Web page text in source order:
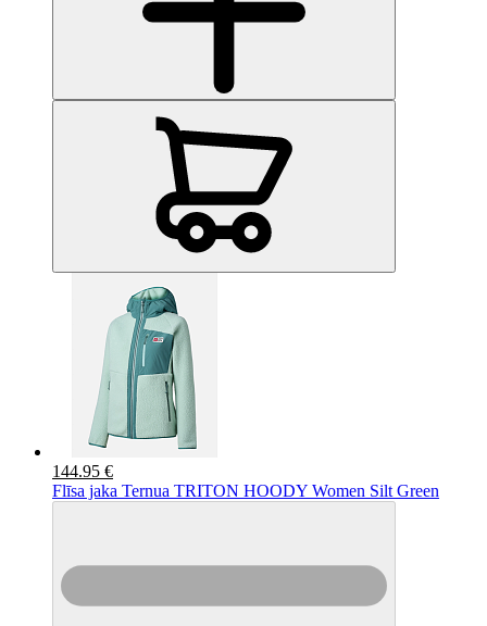
144.95 €
Flīsa jaka Ternua TRITON HOODY Women Silt Green